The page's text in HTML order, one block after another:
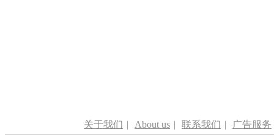
关于我们 | About us | 联系我们 | 广告服务